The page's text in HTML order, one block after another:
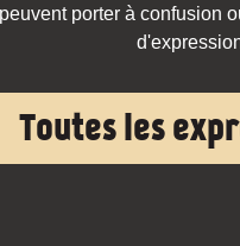
porter à confusion
Toutes les